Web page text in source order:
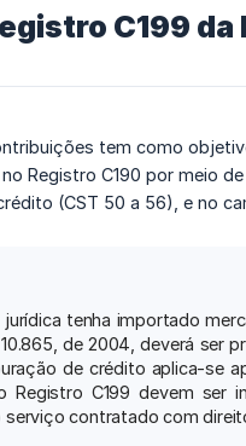
C199
tem como
Registro C190 por meio
(CST 50 a 56), e no
tenha importado
de 2004, deverá ser
de crédito aplica-se
Registro C199 devem
contratado com